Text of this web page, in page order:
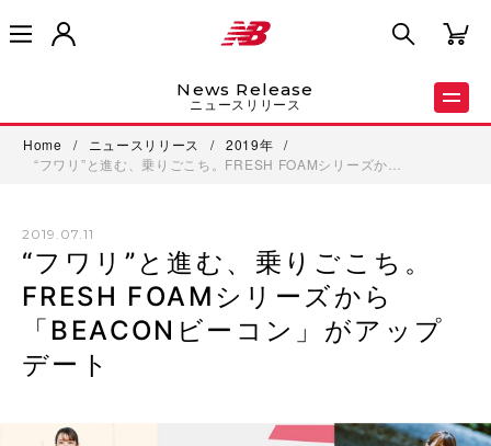
News Release
ニュースリリース
Home / ニュースリリース / 2019年
/
“フワリ”と進む、乗りごこち。FRESH FOAMシリーズか…
2019.07.11
“フワリ”と進む、乗りごこち。
FRESH FOAMシリーズから
「BEACONビーコン」がアップ
デート